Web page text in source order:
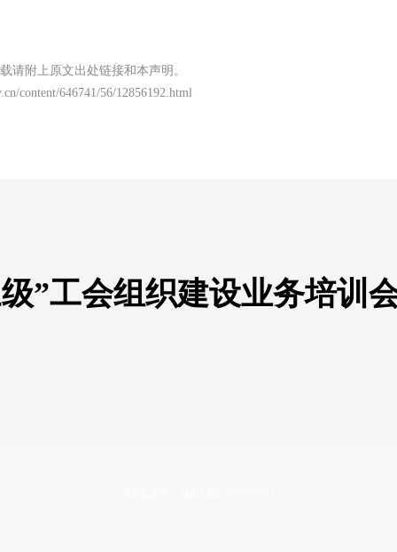
请附上原文出处链接和本声明。
content/646741/56/12856192.html
”工会组织建设业务培训